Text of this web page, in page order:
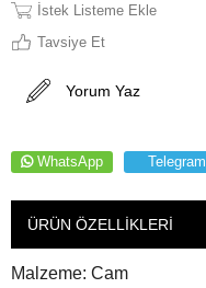
İstek Listeme Ekle
Tavsiye Et
Yorum Yaz
WhatsApp Telegram
ÜRÜN ÖZELLIKLERI
Malzeme: Cam